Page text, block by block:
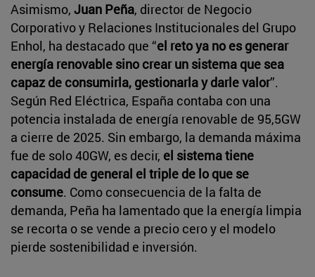
Asimismo, Juan Peña, director de Negocio
Corporativo y Relaciones Institucionales del Grupo
Enhol, ha destacado que “el reto ya no es generar
energía renovable sino crear un sistema que sea
capaz de consumirla, gestionarla y darle valor”.
Según Red Eléctrica, España contaba con una
potencia instalada de energía renovable de 95,5GW
a cierre de 2025. Sin embargo, la demanda máxima
fue de solo 40GW, es decir, el sistema tiene
capacidad de general el triple de lo que se
consume. Como consecuencia de la falta de
demanda, Peña ha lamentado que la energía limpia
se recorta o se vende a precio cero y el modelo
pierde sostenibilidad e inversión.